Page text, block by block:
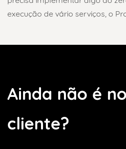
execução de vário serviços, o
Ainda não é
cliente?